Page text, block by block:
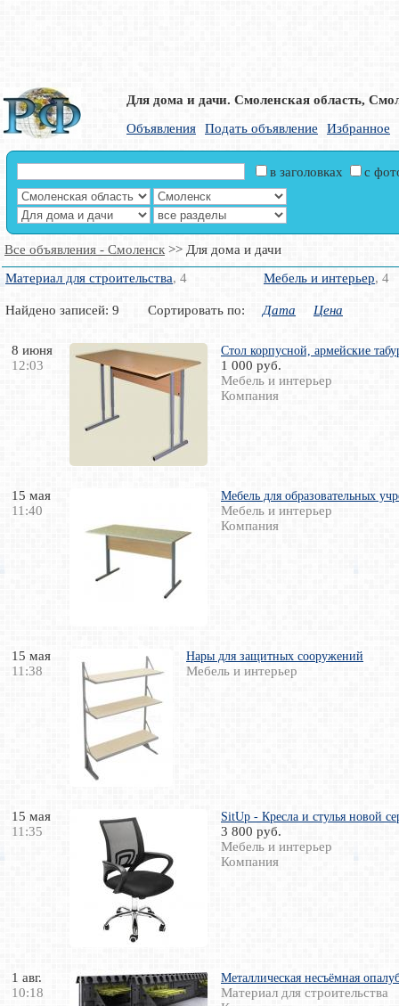
Для дома и дачи. Смоленская область,
Объявления
Подать объявление Избранное
в заголовках с
Все объявления - Смоленск >> Для дома и дачи
Материал для строительства, 4 Мебель и интерьер, 4
Найдено записей: 9 Сортировать по: Дата Цена
8 июня
12:03
Стол корпусной, армейские
1 000 руб.
Мебель и интерьер
Компания
15 мая
11:40
Мебель для образовательных
Мебель и интерьер
Компания
15 мая
11:38
Нары для защитных сооружений
Мебель и интерьер
15 мая
11:35
SitUp - Кресла и стулья новой
3 800 руб.
Мебель и интерьер
Компания
1 авг.
10:18
Металлическая несъёмная
Материал для строительства